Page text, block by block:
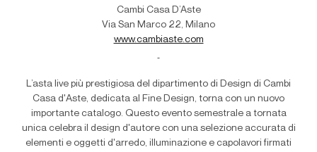
Cambi Casa D’Aste
Via San Marco 22, Milano
www.cambiaste.com
L’asta live più prestigiosa del dipartimento di Design di Cambi
Casa d'Aste, dedicata al Fine Design, torna con un nuovo
importante catalogo. Questo evento semestrale a tornata
unica celebra il design d'autore con una selezione accurata di
elementi e oggetti d'arredo, illuminazione e capolavori firmati